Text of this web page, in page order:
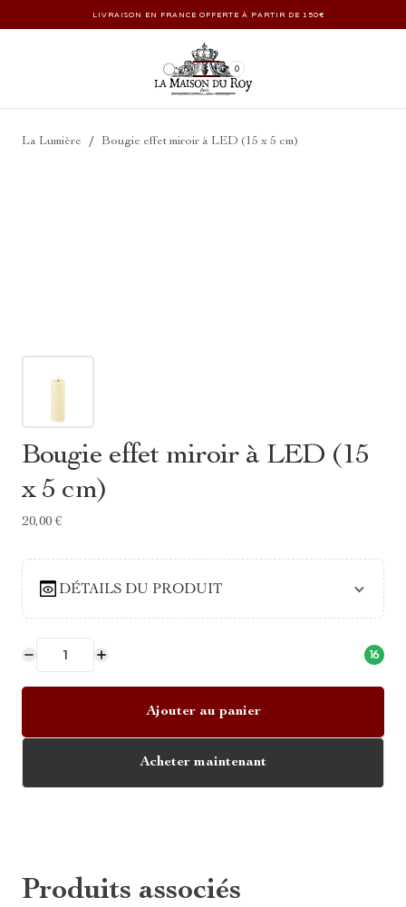
LIVRAISON EN FRANCE OFFERTE À PARTIR DE 150€
0
La Lumière / Bougie effet miroir à LED (15 x 5 cm)
Bougie effet miroir à LED (15
x 5 cm)
20,00 €
DÉTAILS DU PRODUIT
16
Ajouter au panier
Acheter maintenant
Produits associés